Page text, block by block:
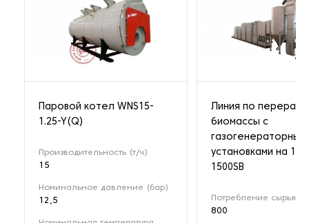
Паровой котел WNS15-
1.25-Y(Q)
Производительность (т/ч)
15
Номинальное давление (бар)
12,5
Линия по
биомассы с
установками на 1
1500SB
Потребление сырья
800